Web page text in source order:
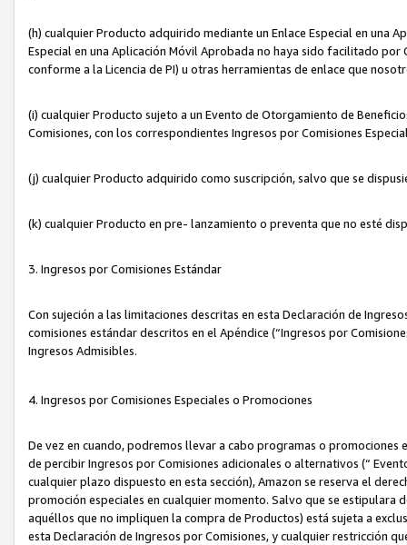
(h) cualquier Producto adquirido mediante un Enlace Especial en una
Especial en una Aplicación Móvil Aprobada no haya sido facilitado
conforme a la Licencia de PI) u otras herramientas de enlace que
(i) cualquier Producto sujeto a un Evento de Otorgamiento de
Comisiones, con los correspondientes Ingresos por Comisiones
(j) cualquier Producto adquirido como suscripción, salvo que se
(k) cualquier Producto en pre- lanzamiento o preventa que no esté
3. Ingresos por Comisiones Estándar
Con sujeción a las limitaciones descritas en esta Declaración de
comisiones estándar descritos en el Apéndice (“Ingresos por
Ingresos Admisibles.
4. Ingresos por Comisiones Especiales o Promociones
De vez en cuando, podremos llevar a cabo programas o
de percibir Ingresos por Comisiones adicionales o alternativos (“
cualquier plazo dispuesto en esta sección), Amazon se reserva el
promoción especiales en cualquier momento. Salvo que se
aquéllos que no impliquen la compra de Productos) está sujeta a
esta Declaración de Ingresos por Comisiones, y cualquier restricción